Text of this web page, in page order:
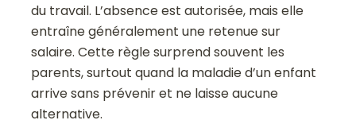
du travail. L’absence est autorisée, mais elle
entraîne généralement une retenue sur
salaire. Cette règle surprend souvent les
parents, surtout quand la maladie d’un enfant
arrive sans prévenir et ne laisse aucune
alternative.